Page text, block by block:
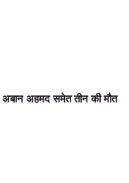
अहमद समेत तीन की मौत